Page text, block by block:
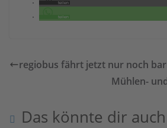
teilen
teilen
regiobus fährt jetzt nur noch
Mühlen-
Das könnte dir